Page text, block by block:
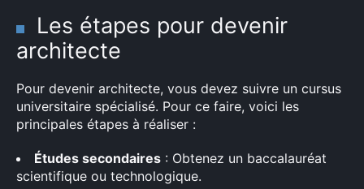
Les étapes pour devenir
architecte
Pour devenir architecte, vous devez suivre un cursus
universitaire spécialisé. Pour ce faire, voici les
principales étapes à réaliser :
Études secondaires : Obtenez un baccalauréat
scientifique ou technologique.